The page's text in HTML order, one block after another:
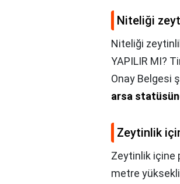
Niteliği
Niteliği
YAPILIR MI?
Onay Belgesi
arsa
Zeytinlik
Zeytinlik içine
metre